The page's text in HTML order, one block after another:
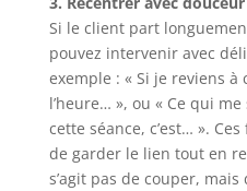
Si le client part
pouvez intervenir avec
exemple : « Si je reviens
l’heure… », ou « Ce qui
cette séance, c’est… ».
de garder le lien tout en
s’agit pas de couper,